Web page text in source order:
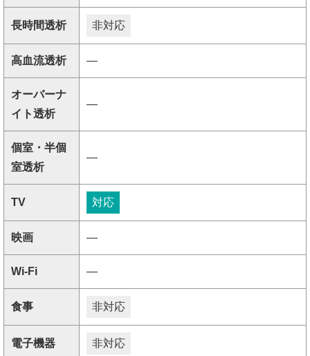
長時間透析 非対応
高血流透析 ―
オーバーナ
イト透析
―
個室・半個
室透析
―
TV 対応
映画 ―
Wi-Fi ―
食事 非対応
電子機器 非対応